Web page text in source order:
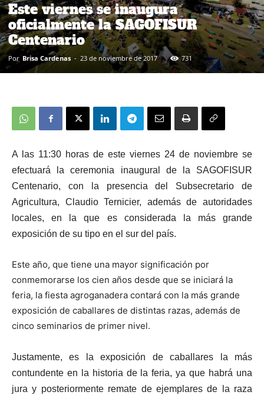
Este viernes se inaugura
oficialmente la SAGOFISUR
Centenario
Por Brisa Cardenas - 23 de noviembre de 2017 731
A las 11:30 horas de este viernes 24 de noviembre se
efectuará la ceremonia inaugural de la SAGOFISUR
Centenario, con la presencia del Subsecretario de
Agricultura, Claudio Ternicier, además de autoridades
locales, en la que es considerada la más grande
exposición de su tipo en el sur del país.
Este año, que tiene una mayor significación por
conmemorarse los cien años desde que se iniciará la
feria, la fiesta agroganadera contará con la más grande
exposición de caballares de distintas razas, además de
cinco seminarios de primer nivel.
Justamente, es la exposición de caballares la más
contundente en la historia de la feria, ya que habrá una
jura y posteriormente remate de ejemplares de la raza